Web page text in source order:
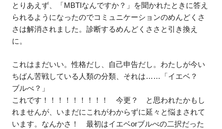
とりあえず、「MBTIなんですか？」を聞かれたときに答え
られるようになったのでコミュニケーションのめんどくさ
さは解消されました。診断するめんどくささと引き換え
に。
これはまだいい。性格だし、自己申告だし。わたしが今い
ちばん苦戦している人類の分類、それは……「イエベ？
ブルべ？」
これです！！！！！！！！！ 今更？ と思われたかもし
れませんが、いまだにこれがわからずに延々と悩まされて
います。なんかさ！ 最初はイエベorブルべの二択だった